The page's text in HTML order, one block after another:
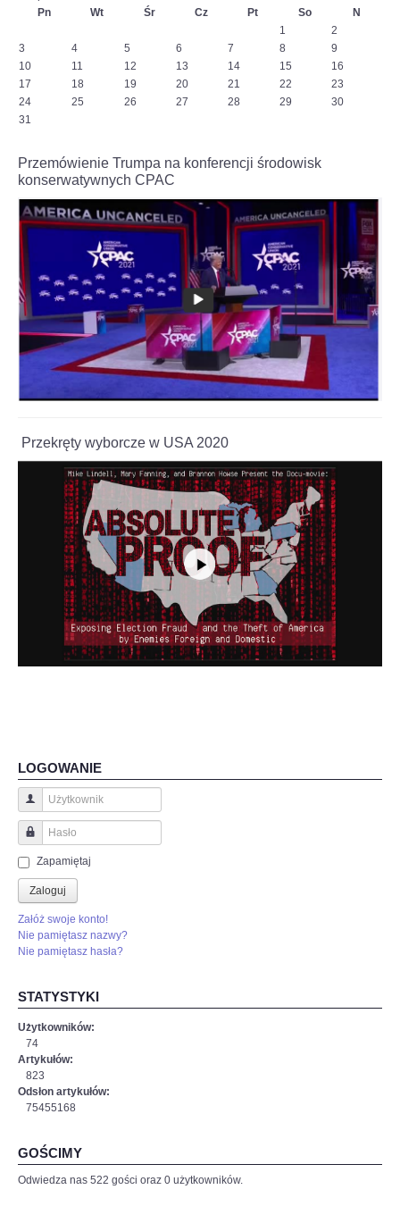
ciekawy-
z-
c,nId,5769580?
fbclid=IwAR3-
Pn
Wt Śr Cz Pt So
N
1
2
3
4 5 6 7 8
9
10
11 12 13 14 15
16
17
18 19 20 21 22
23
24
25 26 27 28 29
30
31
Przemówienie Trumpa na konferencji środowisk
konserwatywnych CPAC
Przekręty wyborcze w USA 2020
LOGOWANIE
Użytkownik
Hasło
Zapamiętaj
Zaloguj
Załóż swoje konto!
Nie pamiętasz nazwy?
Nie pamiętasz hasła?
STATYSTYKI
Użytkowników:
74
Artykułów:
823
Odsłon artykułów:
75455168
GOŚCIMY
Odwiedza nas 522 gości oraz 0 użytkowników.